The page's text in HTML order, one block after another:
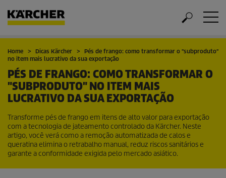
Home Dicas Kärcher
Pés de frango: como transformar o "subproduto"
no item mais lucrativo da sua exportação
PÉS DE FRANGO: COMO TRANSFORMAR O
"SUBPRODUTO" NO ITEM MAIS
LUCRATIVO DA SUA EXPORTAÇÃO
Transforme pés de frango em itens de alto valor para exportação
com a tecnologia de jateamento controlado da Kärcher. Neste
artigo, você verá como a remoção automatizada de calos e
queratina elimina o retrabalho manual, reduz riscos sanitários e
garante a conformidade exigida pelo mercado asiático.